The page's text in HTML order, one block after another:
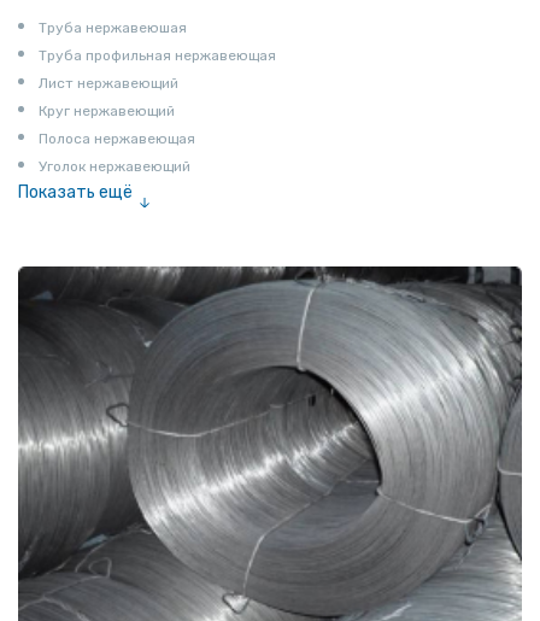
Труба нержавеюшая
Труба профильная нержавеющая
Лист нержавеющий
Круг нержавеющий
Полоса нержавеющая
Уголок нержавеющий
Показать ещё